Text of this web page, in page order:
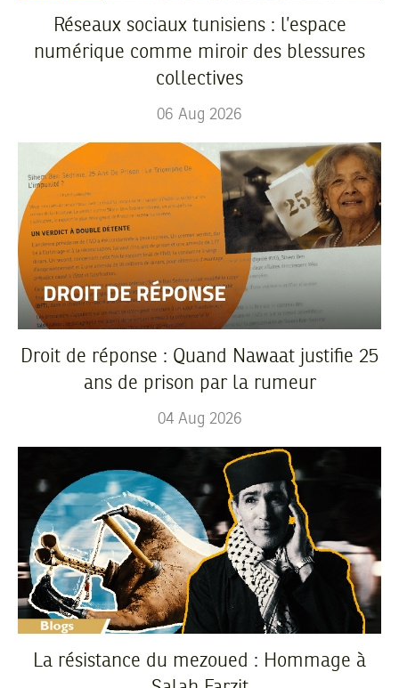
Réseaux sociaux tunisiens : l’espace
numérique comme miroir des blessures
collectives
06 Aug 2026
Droit de réponse : Quand Nawaat justifie 25
ans de prison par la rumeur
04 Aug 2026
La résistance du mezoued : Hommage à